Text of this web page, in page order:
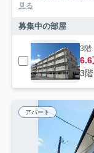
見る
募集中の部屋
3階
6.6
3
アパート